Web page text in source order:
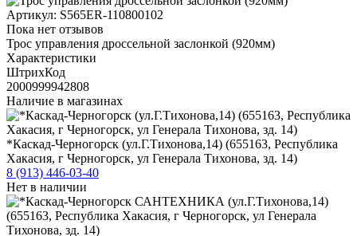
Артикул: S565ER-110800102
Пока нет отзывов
Трос управления дроссельной заслонкой (920мм)
Характеристики
ШтрихКод
2000999942808
Наличие в магазинах
*Каскад-Черногорск (ул.Г.Тихонова,14) (655163, Республика
Хакасия, г Черногорск, ул Генерала Тихонова, зд. 14)
8 (913) 446-03-40
Нет в наличии